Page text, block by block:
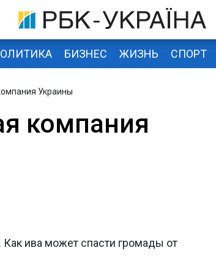
БИЗНЕС ЖИЗНЬ СПОРТ
Украины
компания
Как ива может спасти громады от